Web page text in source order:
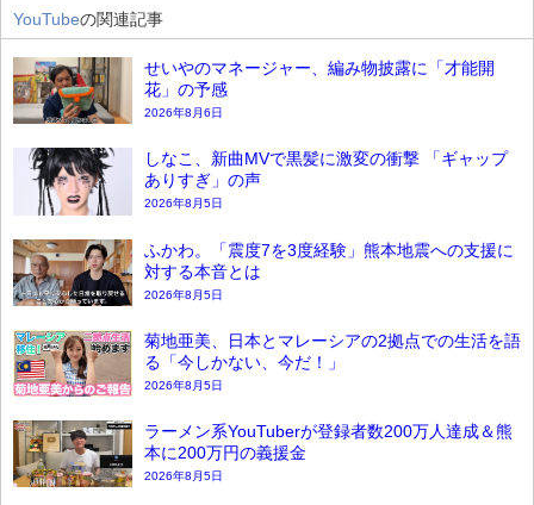
YouTubeの関連記事
せいやのマネージャー、編み物披露に「才能開
花」の予感
2026年8月6日
しなこ、新曲MVで黒髪に激変の衝撃 「ギャップ
ありすぎ」の声
2026年8月5日
ふかわ。「震度7を3度経験」熊本地震への支援に
対する本音とは
2026年8月5日
菊地亜美、日本とマレーシアの2拠点での生活を語
る「今しかない、今だ！」
2026年8月5日
ラーメン系YouTuberが登録者数200万人達成＆熊
本に200万円の義援金
2026年8月5日